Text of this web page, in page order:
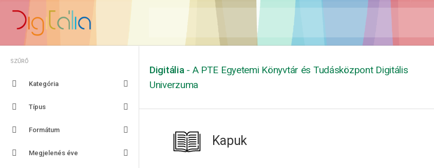
SZŰRŐ
Kategória
Típus
Formátum
Megjelenés éve
Digitália - A PTE Egyetemi Könyvtár és Tudásközpont Digitális
Univerzuma
Kapuk